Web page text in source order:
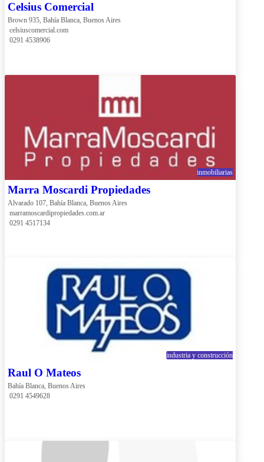
Celsius Comercial
Brown 935, Bahía Blanca, Buenos Aires
celsiuscomercial.com
0291 4538906
inmobiliarias
Marra Moscardi Propiedades
Alvarado 107, Bahía Blanca, Buenos Aires
marramoscardipropiedades.com.ar
0291 4517134
industria y construcción
Raul O Mateos
Bahía Blanca, Buenos Aires
0291 4549628